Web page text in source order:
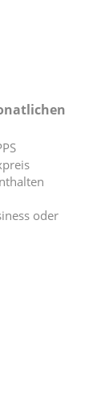
oder